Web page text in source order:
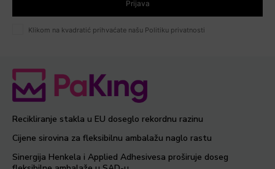
Prijava
Klikom na kvadratić prihvaćate našu Politiku privatnosti
Recikliranje stakla u EU doseglo rekordnu razinu
Cijene sirovina za fleksibilnu ambalažu naglo rastu
Sinergija Henkela i Applied Adhesivesa proširuje doseg